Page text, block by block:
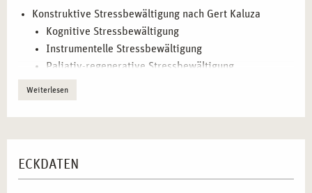
Mehr dazu finden Siehier.
Konstruktive Stressbewältigung nach Gert Kaluza
Kognitive Stressbewältigung
Instrumentelle Stressbewältigung
Paliativ-regenerative Stressbewältigung
Genusstraining
Krisenprophylaxe
Inhalte der Fortbildung
Weiterlesen
ECKDATEN